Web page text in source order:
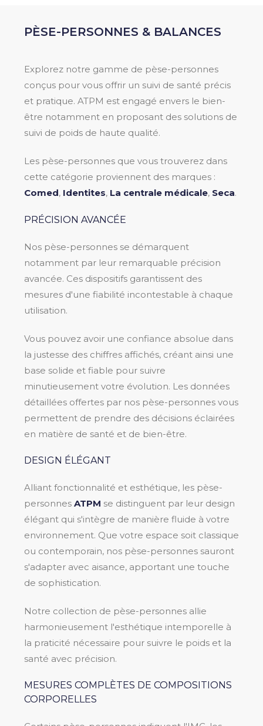
PÈSE-PERSONNES & BALANCES
Explorez notre gamme de pèse-personnes
conçus pour vous offrir un suivi de santé précis
et pratique. ATPM est engagé envers le bien-
être notamment en proposant des solutions de
suivi de poids de haute qualité.
Les pèse-personnes que vous trouverez dans
cette catégorie proviennent des marques :
Comed, Identites, La centrale médicale, Seca.
PRÉCISION AVANCÉE
Nos pèse-personnes se démarquent
notamment par leur remarquable précision
avancée. Ces dispositifs garantissent des
mesures d'une fiabilité incontestable à chaque
utilisation.
Vous pouvez avoir une confiance absolue dans
la justesse des chiffres affichés, créant ainsi une
base solide et fiable pour suivre
minutieusement votre évolution. Les données
détaillées offertes par nos pèse-personnes vous
permettent de prendre des décisions éclairées
en matière de santé et de bien-être.
DESIGN ÉLÉGANT
Alliant fonctionnalité et esthétique, les pèse-
personnes ATPM se distinguent par leur design
élégant qui s'intègre de manière fluide à votre
environnement. Que votre espace soit classique
ou contemporain, nos pèse-personnes sauront
s'adapter avec aisance, apportant une touche
de sophistication.
Notre collection de pèse-personnes allie
harmonieusement l'esthétique intemporelle à
la praticité nécessaire pour suivre le poids et la
santé avec précision.
MESURES COMPLÈTES DE COMPOSITIONS
CORPORELLES